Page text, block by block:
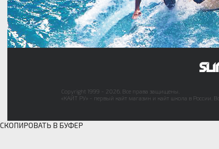
Copyright 1999 - 2026. Все права защищены.
«КАЙТ РУ» - первый кайт магазин и кайт школа в России.
СКОПИРОВАТЬ В БУФЕР